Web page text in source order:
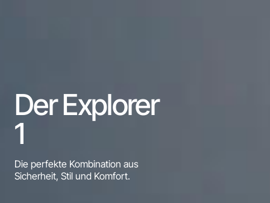
Der Explorer
1
Die perfekte Kombination aus
Sicherheit, Stil und Komfort.